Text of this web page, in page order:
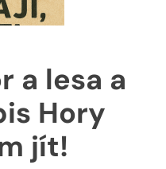
a lesa a
Hory
jít!